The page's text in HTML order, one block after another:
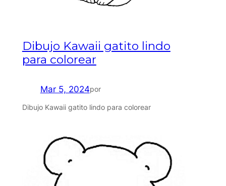
Dibujo Kawaii gatito lindo
para colorear
Mar 5, 2024por
Dibujo Kawaii gatito lindo para colorear